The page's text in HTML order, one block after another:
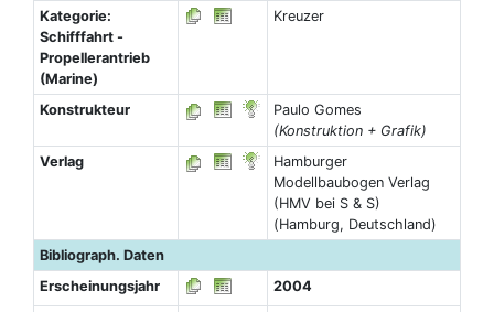
Kategorie:
Schifffahrt -
Propellerantrieb
(Marine)
Kreuzer
Konstrukteur
Paulo Gomes
(Konstruktion + Grafik)
Verlag
Hamburger
Modellbaubogen Verlag
(HMV bei S & S)
(Hamburg, Deutschland)
Bibliograph. Daten
Erscheinungsjahr
2004